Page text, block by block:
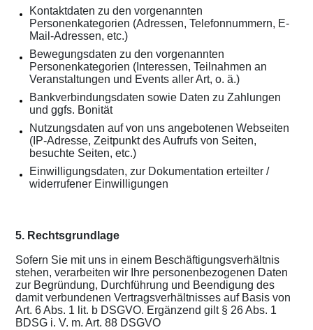
Kontaktdaten zu den vorgenannten
Personenkategorien (Adressen, Telefonnummern, E-
Mail-Adressen, etc.)
Bewegungsdaten zu den vorgenannten
Personenkategorien (Interessen, Teilnahmen an
Veranstaltungen und Events aller Art, o. ä.)
Bankverbindungsdaten sowie Daten zu Zahlungen
und ggfs. Bonität
Nutzungsdaten auf von uns angebotenen Webseiten
(IP-Adresse, Zeitpunkt des Aufrufs von Seiten,
besuchte Seiten, etc.)
Einwilligungsdaten, zur Dokumentation erteilter /
widerrufener Einwilligungen
5. Rechtsgrundlage
Sofern Sie mit uns in einem Beschäftigungsverhältnis
stehen, verarbeiten wir Ihre personenbezogenen Daten
zur Begründung, Durchführung und Beendigung des
damit verbundenen Vertragsverhältnisses auf Basis von
Art. 6 Abs. 1 lit. b DSGVO. Ergänzend gilt § 26 Abs. 1
BDSG i. V. m. Art. 88 DSGVO